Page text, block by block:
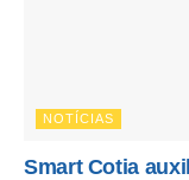
NOTÍCIAS
Smart Cotia